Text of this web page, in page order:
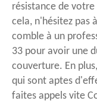
résistance de
cela, n'hésitez pas
comble à un
33 pour avoir une
couverture. En
qui sont aptes
faites appels vite